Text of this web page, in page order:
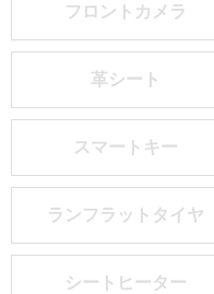
フロントカメラ
革シート
スマートキー
ランフラットタイヤ
シートヒーター